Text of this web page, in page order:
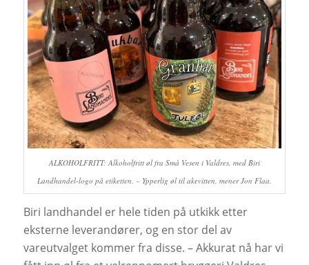
ALKOHOLFRITT: Alkoholfritt øl fra Små Vesen i Valdres, med Biri
Landhandel-logo på etiketten. – Ypperlig øl til akevitten, mener Jon Flaa.
Biri landhandel er hele tiden på utkikk etter
eksterne leverandører, og en stor del av
vareutvalget kommer fra disse. – Akkurat nå har vi